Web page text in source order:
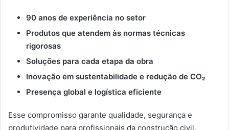
90 anos de experiência no setor
Produtos que atendem às normas técnicas
rigorosas
Soluções para cada etapa da obra
Inovação em sustentabilidade e redução de CO₂
Presença global e logística eficiente
Esse compromisso garante qualidade, segurança e
produtividade para profissionais da construção civil.